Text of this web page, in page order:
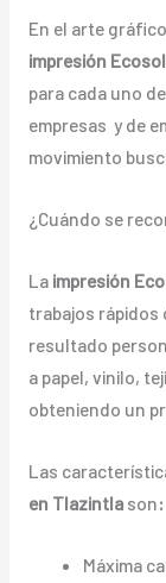
En el arte
impresión
para cada uno
empresas y de
movimiento
¿Cuándo se
La impresión
trabajos rápidos
resultado
a papel, vinilo,
obteniendo un
Las
en Tlazintla son:
Máxima